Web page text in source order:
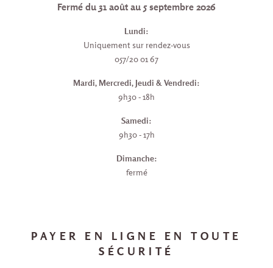
Fermé du 31 août au 5 septembre 2026
Lundi:
Uniquement sur rendez-vous
057/20 01 67
Mardi, Mercredi, Jeudi & Vendredi:
9h30 - 18h
Samedi:
9h30 - 17h
Dimanche:
fermé
PAYER EN LIGNE EN TOUTE
SÉCURITÉ